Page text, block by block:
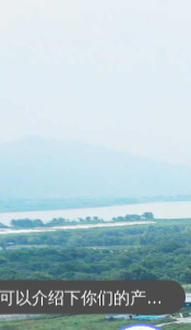
可以介绍下你们的产品么？
你们是怎么收费的呢？